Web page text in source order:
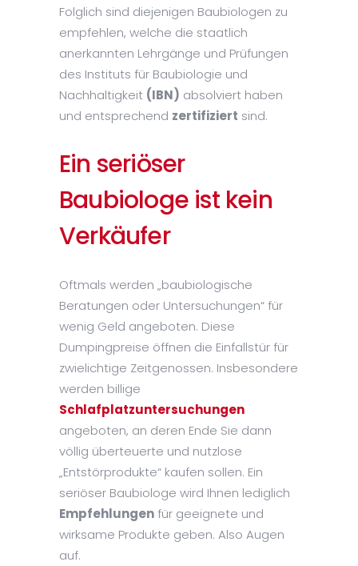
Folglich sind diejenigen Baubiologen zu
empfehlen, welche die staatlich
anerkannten Lehrgänge und Prüfungen
des Instituts für Baubiologie und
Nachhaltigkeit (IBN) absolviert haben
und entsprechend zertifiziert sind.
Ein seriöser
Baubiologe ist kein
Verkäufer
Oftmals werden „baubiologische
Beratungen oder Untersuchungen“ für
wenig Geld angeboten. Diese
Dumpingpreise öffnen die Einfallstür für
zwielichtige Zeitgenossen. Insbesondere
werden billige
Schlafplatzuntersuchungen
angeboten, an deren Ende Sie dann
völlig überteuerte und nutzlose
„Entstörprodukte“ kaufen sollen. Ein
seriöser Baubiologe wird Ihnen lediglich
Empfehlungenfür geeignete und
wirksame Produkte geben. Also Augen
auf.